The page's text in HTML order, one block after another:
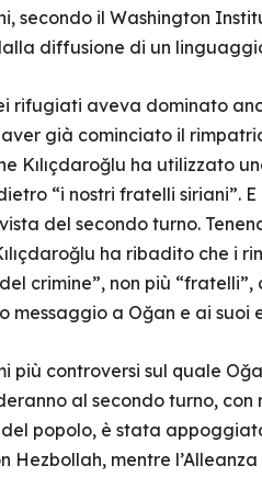
secondo il Washington
diffusione di un
rifugiati aveva dominato
già cominciato il
Kılıçdaroğlu ha utilizzato
“i nostri fratelli
del secondo turno.
ha ribadito che i
crimine”, non più
messaggio a Oğan e ai suoi
più controversi sul quale
al secondo turno,
popolo, è stata
Hezbollah, mentre